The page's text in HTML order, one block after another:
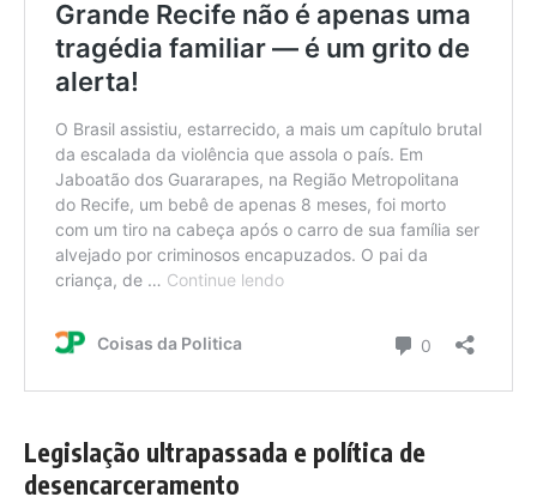
Legislação ultrapassada e política de
desencarceramento